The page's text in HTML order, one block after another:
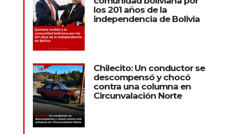
los 201 años de la
independencia de Bolivia
Chilecito: Un conductor se
descompensó y chocó
contra una columna en
Circunvalación Norte